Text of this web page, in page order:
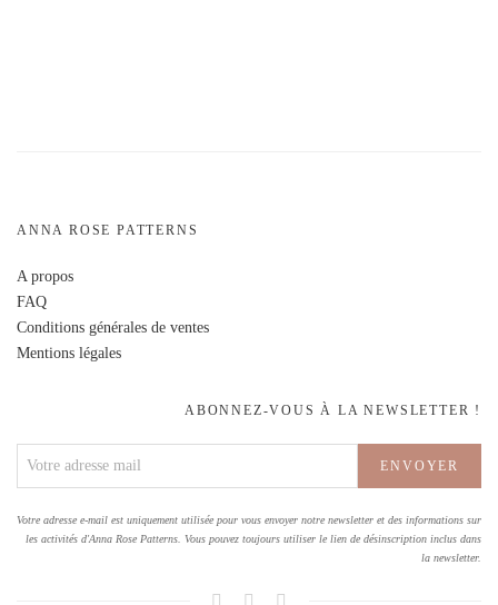
ANNA ROSE PATTERNS
A propos
FAQ
Conditions générales de ventes
Mentions légales
ABONNEZ-VOUS À LA NEWSLETTER !
Votre adresse e-mail est uniquement utilisée pour vous envoyer notre newsletter et des informations sur
les activités d'Anna Rose Patterns. Vous pouvez toujours utiliser le lien de désinscription inclus dans
la newsletter.